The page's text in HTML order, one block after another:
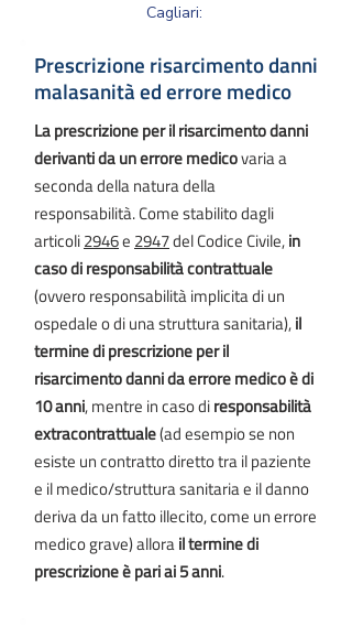
Cagliari: ​​
Prescrizione risarcimento danni
malasanità ed errore medico
La prescrizione per il risarcimento danni
derivanti da un errore medicovaria a
seconda della natura della
responsabilità. Come stabilito dagli
articoli2946e 2947del Codice Civile,in
caso di responsabilità contrattuale
(ovvero responsabilità implicita di un
ospedale o di una struttura sanitaria),il
termine di prescrizione per il
risarcimento danni da errore medico è di
10 anni, mentre in caso diresponsabilità
extracontrattuale(ad esempio se non
esiste un contratto diretto tra il paziente
e il medico/struttura sanitaria e il danno
deriva da un fatto illecito, come un errore
medico grave) allorail termine di
prescrizione è pari ai 5 anni.